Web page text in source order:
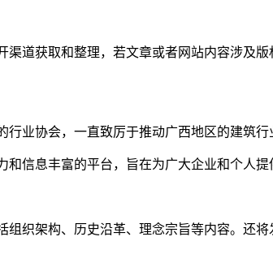
道获取和整理，若文章或者网站内容涉及版
行业协会，一直致厉于推动广西地区的建筑
和信息丰富的平台，旨在为广大企业和个人
织架构、历史沿革、理念宗旨等内容。还将